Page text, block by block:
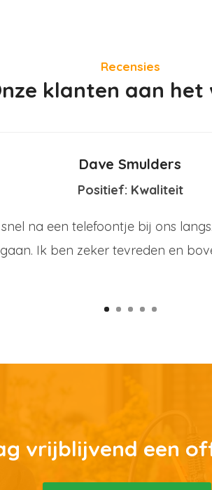
Recensies
klanten aan het
Dave Smulders
Positief: Kwaliteit
na een telefoontje bij ons
Ik ben zeker tevreden en
vrijblijvend een